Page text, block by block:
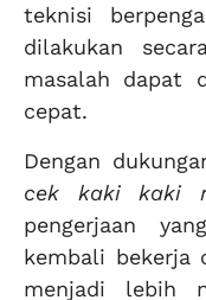
teknisi
dilakukan
masalah dapat
cepat.
Dengan
cek kaki kaki
pengerjaan
kembali bekerja
menjadi lebih